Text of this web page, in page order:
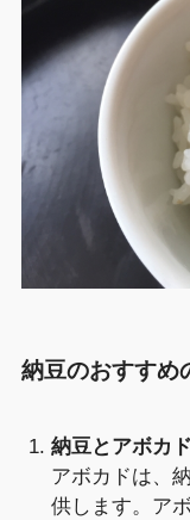
納豆のおすすめ
納豆とアボカ
アボカドは、
供します。ア